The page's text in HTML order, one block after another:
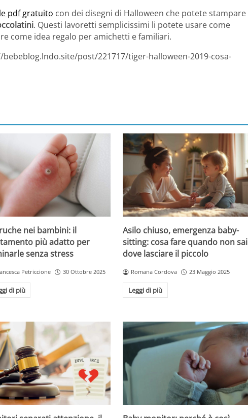
pdf gratuito con dei disegni di Halloween che potete stampare
. Questi lavoretti semplicissimi li potete usare come
come idea regalo per amichetti e familiari.
post/221717/tiger-halloween-2019-cosa-
nei bambini: il
più adatto per
senza stress
Petriccione 30 Ottobre 2025
di più
Asilo chiuso, emergenza baby-
sitting: cosa fare quando non sai
dove lasciare il piccolo
Romana Cordova 23 Maggio 2025
Leggi di più